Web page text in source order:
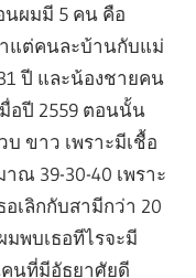
นผมมี 5 คน คือ
แต่คนละบ้านกับแม่
ปี และน้องชายคน
อปี 2559 ตอนนั้น
ขาว เพราะมีเชื้อ
ณ 39-30-40 เพราะ
เลิกกับสามีกว่า 20
มพบเธอทีไรจะมี
นที่มีอัธยาศัยดี